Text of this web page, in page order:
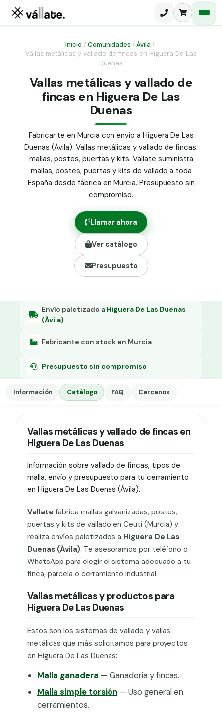
Malla electrosoldada
Malla ganadera
Malla simple torsión
Malla triple torsión
Panel malla H.
Puerta abatible dos hojas
Puerta acceso peatonal
Poste malla Hércules
Poste malla simple torsión
Alambre de espino galvanizado
Alambre liso galvanizado
Malla ocultación 70 g/m² verde
Grapa malla H.
Grapadora
Grapas a-18
Inicio /Comunidades /Ávila /
Vallas metálicas y vallado de fincas en Higuera De Las
Duenas
Vallas metálicas y vallado de
fincas en Higuera De Las
Duenas
Fabricante en Murcia con envío a Higuera De Las
Duenas (Ávila). Vallas metálicas y vallado de fincas:
mallas, postes, puertas y kits. Vallate suministra
mallas, postes, puertas y kits de vallado a toda
España desde fábrica en Murcia. Presupuesto sin
compromiso.
Llamar ahora
Ver catálogo
Presupuesto
Envío paletizado a Higuera De Las Duenas
(Ávila)
Fabricante con stock en Murcia
Presupuesto sin compromiso
Información Catálogo FAQ Cercanos
Vallas metálicas y vallado de fincas en
Higuera De Las Duenas
Información sobre vallado de fincas, tipos de
malla, envío y presupuesto para tu cerramiento
en Higuera De Las Duenas (Ávila).
Vallate fabrica mallas galvanizadas, postes,
puertas y kits de vallado en Ceutí (Murcia) y
realiza envíos paletizados a Higuera De Las
Duenas (Ávila). Te asesoramos por teléfono o
WhatsApp para elegir el sistema adecuado a tu
finca, parcela o cerramiento industrial.
Vallas metálicas y productos para
Higuera De Las Duenas
Estos son los sistemas de vallado y vallas
metálicas que más solicitamos para proyectos
en Higuera De Las Duenas:
Malla ganadera — Ganadería y fincas.
Malla simple torsión— Uso general en
cerramientos.